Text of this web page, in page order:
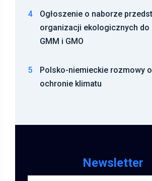
4
Ogłoszenie o naborze
organizacji ekologicznych do
GMM i GMO
5
Polsko-niemieckie rozmowy o
ochronie klimatu
Newsletter